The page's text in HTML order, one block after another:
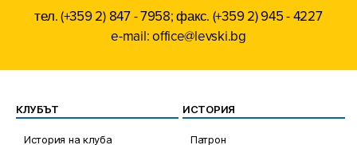
тел. (+359 2) 847 - 7958; факс. (+359 2) 945 - 4227
e-mail: office@levski.bg
КЛУБЪТ
История на клуба
ИСТОРИЯ
Патрон